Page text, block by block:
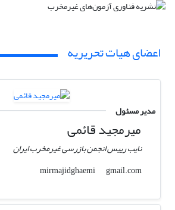
اعضای هیات تحریریه
مدیر مسئول
میرمجید قائمی
نایب رییس انجمن بازرسی غیرمخرب ایران
mirmajidghaemi
gmail.com